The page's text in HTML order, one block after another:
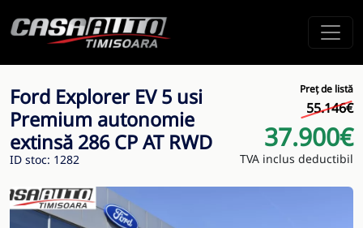
Ford Explorer EV 5 usi
Premium autonomie
extinsă 286 CP AT RWD
ID stoc: 1282
Preț de listă
55.146€
37.900€
TVA inclus deductibil